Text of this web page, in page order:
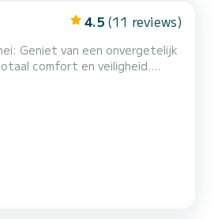
4.5 (11 reviews)
comfort en veiligheid.